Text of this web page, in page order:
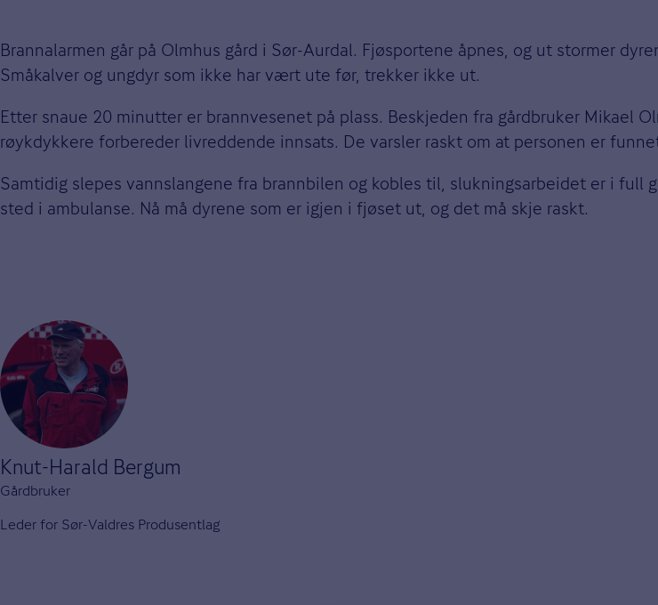
Brannalarmen går på Olmhus gård i Sør-Aurdal. Fjøsportene åpnes, og ut stormer
Småkalver og ungdyr som ikke har vært ute før, trekker ikke ut.
Etter snaue 20 minutter er brannvesenet på plass. Beskjeden fra gårdbruker Mikael
røykdykkere forbereder livreddende innsats. De varsler raskt om at personen er
Samtidig slepes vannslangene fra brannbilen og kobles til, slukningsarbeidet er i full
sted i ambulanse. Nå må dyrene som er igjen i fjøset ut, og det må skje raskt.
Knut-Harald Bergum
Gårdbruker
Leder for Sør-Valdres Produsentlag